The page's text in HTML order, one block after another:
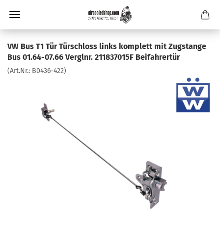
VW Bus T1 Tür Türschloss links komplett mit Zugstange
Bus 01.64-07.66 Verglnr. 211837015F Beifahrertür
(Art.Nr.: B0436-422)